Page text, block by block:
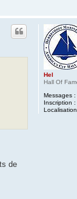
Hel
Hall Of
Messages :
Inscription :
de